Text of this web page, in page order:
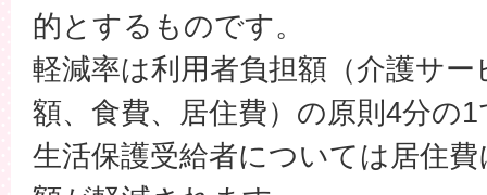
的とするものです。
軽減率は利用者負担額（介護サ
額、食費、居住費）の原則4分の
生活保護受給者については居住